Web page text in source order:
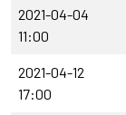
2021-04-04
11:00
2021-04-12
17:00